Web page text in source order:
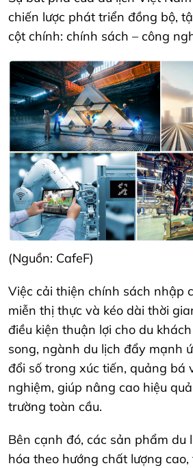
chiến lược phát triển đồng bộ,
cột chính: chính sách – công
(Nguồn: CafeF)
Việc cải thiện chính sách nhập
miễn thị thực và kéo dài thời
điều kiện thuận lợi cho du
song, ngành du lịch đẩy mạnh
đổi số trong xúc tiến, quảng bá
nghiệm, giúp nâng cao hiệu
trường toàn cầu.
Bên cạnh đó, các sản phẩm du
hóa theo hướng chất lượng